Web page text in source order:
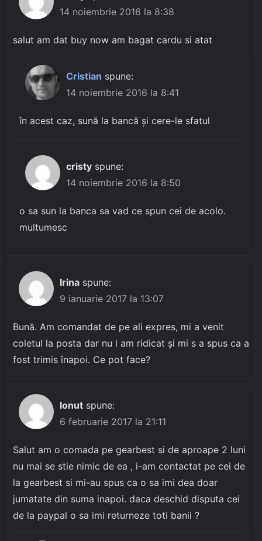
14 noiembrie 2016 la 8:38
salut am dat buy now am bagat cardu si atat
Cristian spune:
14 noiembrie 2016 la 8:41
în acest caz, sună la bancă și cere-le sfatul
cristy spune:
14 noiembrie 2016 la 8:50
o sa sun la banca sa vad ce spun cei de acolo.
multumesc
Irina spune:
9 ianuarie 2017 la 13:07
Bună. Am comandat de pe ali expres, mi a venit
coletul la posta dar nu l am ridicat și mi s a spus ca a
fost trimis înapoi. Ce pot face?
Ionut spune:
6 februarie 2017 la 21:11
Salut am o comada pe gearbest si de aproape 2 luni
nu mai se stie nimic de ea , i-am contactat pe cei de
la gearbest si mi-au spus ca o sa imi dea doar
jumatate din suma inapoi. daca deschid disputa cei
de la paypal o sa imi returneze toti banii ?